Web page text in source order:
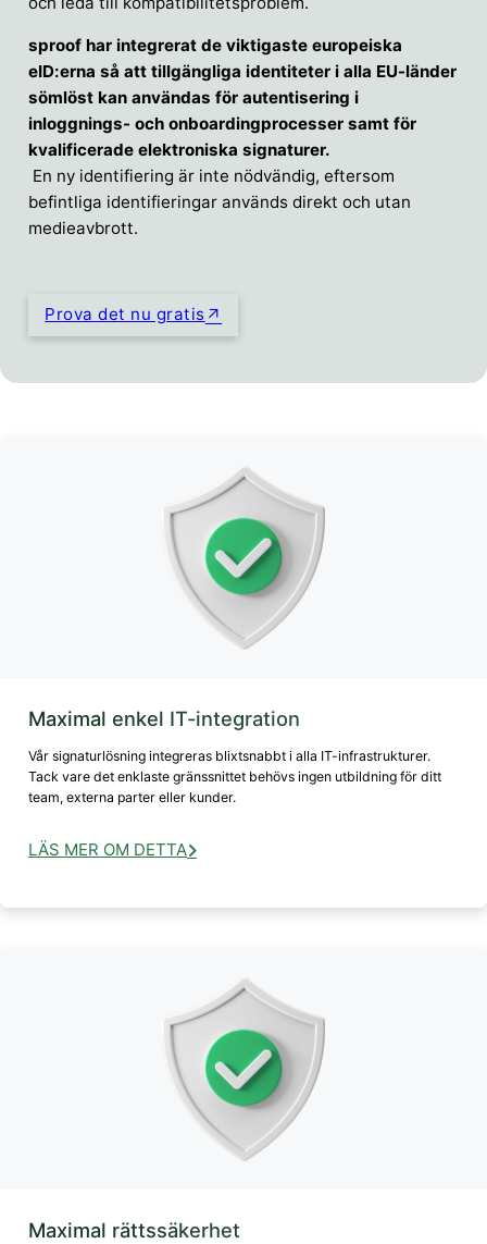
sproof har integrerat de viktigaste europeiska
eID:erna så att tillgängliga identiteter i alla EU-länder
sömlöst kan användas för autentisering i
inloggnings- och onboardingprocesser samt för
kvalificerade elektroniska signaturer.
En ny identifiering är inte nödvändig, eftersom
befintliga identifieringar används direkt och utan
medieavbrott.
Prova det nu gratis
Maximal enkel IT-integration
Vår signaturlösning integreras blixtsnabbt i alla IT-infrastrukturer.
Tack vare det enklaste gränssnittet behövs ingen utbildning för ditt
team, externa parter eller kunder.
LÄS MER OM DETTA
Maximal rättssäkerhet